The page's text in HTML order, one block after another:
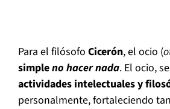
Para el filósofo Cicerón, el ocio (
simpleno hacer nada. El ocio,
actividades intelectuales y
personalmente, fortaleciendo